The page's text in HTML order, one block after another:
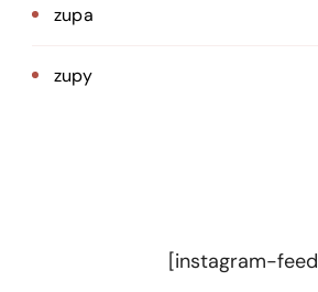
zupa
zupy
[instagram-